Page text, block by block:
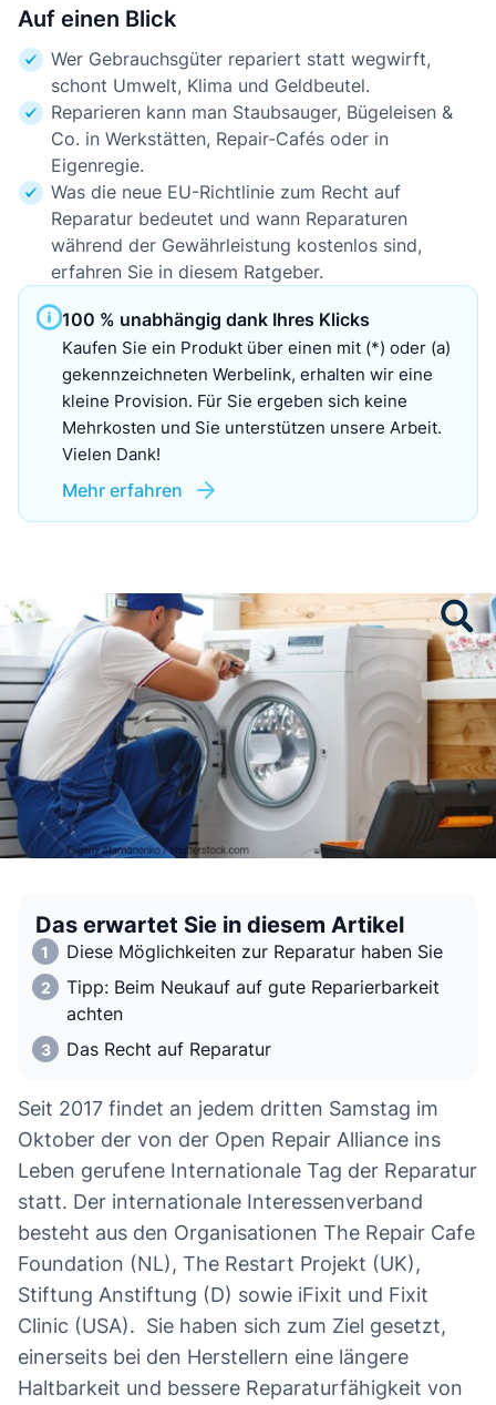
Auf einen Blick
Wer Gebrauchsgüter repariert statt wegwirft,
schont Umwelt, Klima und Geldbeutel.
Reparieren kann man Staubsauger, Bügeleisen &
Co. in Werkstätten, Repair-Cafés oder in
Eigenregie.
Was die neue EU-Richtlinie zum Recht auf
Reparatur bedeutet und wann Reparaturen
während der Gewährleistung kostenlos sind,
erfahren Sie in diesem Ratgeber.
100 % unabhängig dank Ihres Klicks
Kaufen Sie ein Produkt über einen mit (*) oder (a)
gekennzeichneten Werbelink, erhalten wir eine
kleine Provision. Für Sie ergeben sich keine
Mehrkosten und Sie unterstützen unsere Arbeit.
Vielen Dank!
Mehr erfahren
Das erwartet Sie in diesem Artikel
Diese Möglichkeiten zur Reparatur haben Sie
Tipp: Beim Neukauf auf gute Reparierbarkeit
achten
Das Recht auf Reparatur
Seit 2017 findet an jedem dritten Samstag im
Oktober der von der Open Repair Alliance ins
Leben gerufene Internationale Tag der Reparatur
statt. Der internationale Interessenverband
besteht aus den Organisationen The Repair Cafe
Foundation (NL), The Restart Projekt (UK),
Stiftung Anstiftung (D) sowie iFixit und Fixit
Clinic (USA). Sie haben sich zum Ziel gesetzt,
einerseits bei den Herstellern eine längere
Haltbarkeit und bessere Reparaturfähigkeit von